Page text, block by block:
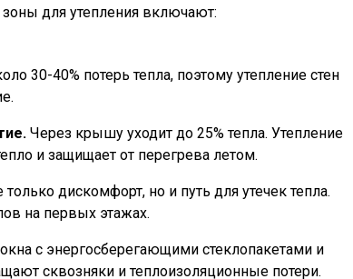
для утепления включают:
30-40% потерь тепла, поэтому утепление стен
Через крышу уходит до 25% тепла. Утепление
и защищает от перегрева летом.
дискомфорт, но и путь для утечек тепла.
на первых этажах.
с энергосберегающими стеклопакетами и
сквозняки и теплоизоляционные потери.